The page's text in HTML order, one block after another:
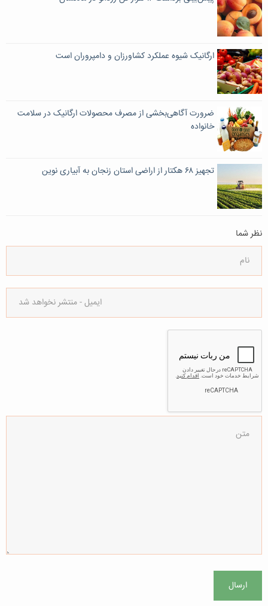
ارگانیک شیوه عملکرد کشاورزان و دامپروران است
ضرورت آگاهی‌بخشی از مصرف محصولات ارگانیک در سلامت
خانواده
تجهیز ۶۸ هکتار از اراضی استان زنجان به آبیاری نوین
نظر شما
ارسال